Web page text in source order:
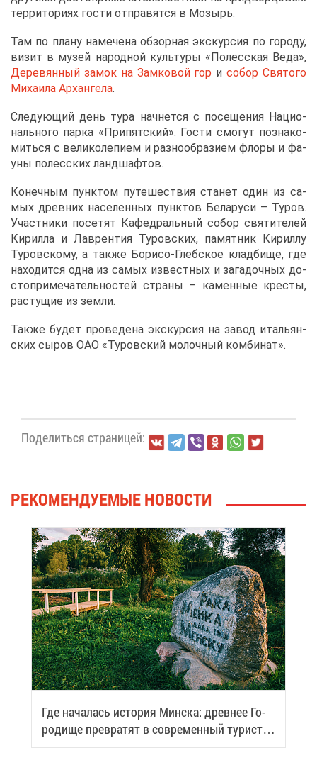
тер­ри­то­ри­ях го­сти от­пра­вят­ся в Мо­зырь.
Там по пла­ну на­ме­че­на об­зор­ная экс­кур­сия по го­ро­ду,
ви­зит в му­зей на­род­ной куль­ту­ры «По­лес­ская Ве­да»,
Де­ре­вян­ный за­мок на Зам­ко­вой гор исо­бор Свя­то­го
Ми­ха­и­ла Ар­хан­ге­ла.
Сле­ду­ю­щий день ту­ра нач­нет­ся с по­се­ще­ния На­ци­о­
наль­но­го пар­ка «При­пят­ский». Го­сти смо­гут по­зна­ко­
мить­ся с ве­ли­ко­ле­пи­ем и раз­но­об­ра­зи­ем фло­ры и фа­
у­ны по­лес­ских ланд­шаф­тов.
Ко­неч­ным пунк­том пу­те­ше­ствия ста­нет один из са­
мых древ­них на­се­лен­ных пунк­тов Бе­ла­ру­си – Ту­ров.
Участ­ни­ки по­се­тят Ка­фед­раль­ный со­бор свя­ти­те­лей
Ки­рил­ла и Лав­рен­тия Ту­ров­ских, па­мят­ник Ки­рил­лу
Ту­ров­ско­му, а та­к­же Бо­ри­со-Глеб­ское клад­би­ще, где
на­хо­дит­ся од­на из са­мых из­вест­ных и за­га­доч­ных до­
сто­при­ме­ча­тель­но­стей стра­ны – ка­мен­ные кре­сты,
рас­ту­щие из зем­ли.
Та­к­же бу­дет про­ве­де­на экс­кур­сия на за­вод ита­льян­
ских сы­ров ОАО «Ту­ров­ский мо­лоч­ный ком­би­нат».
По­де­лить­ся стра­ни­цей:
РЕ­КО­МЕН­ДУ­Е­МЫЕ НО­ВО­СТИ
Где на­ча­лась ис­то­рия Мин­ска: древ­нее Го­
ро­ди­ще пре­вра­тят в со­вре­мен­ный ту­ри­сти­
че­ский центр